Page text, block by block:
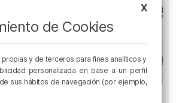
a un récord Guinness
X
de Cookies
y de terceros para fines analíticos y
personalizada en base a un perfil
sus hábitos de navegación (por ejemplo,